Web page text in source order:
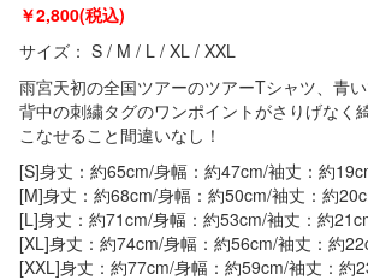
￥2,800(税込)
サイズ： S / M / L / XL / XXL
雨宮天初の全国ツアーのツアーTシャツ、青い
背中の刺繍タグのワンポイントがさりげなく
こなせること間違いなし！
[S]身丈：約65cm/身幅：約47cm/袖丈：約
[M]身丈：約68cm/身幅：約50cm/袖丈：約
[L]身丈：約71cm/身幅：約53cm/袖丈：約
[XL]身丈：約74cm/身幅：約56cm/袖丈：約
[XXL]身丈：約77cm/身幅：約59cm/袖丈：約